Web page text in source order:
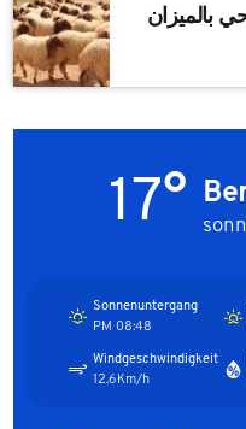
بالميزان
17°
Sonnenuntergang
08:48 PM
Windgeschwindigkeit
12.6Km/h